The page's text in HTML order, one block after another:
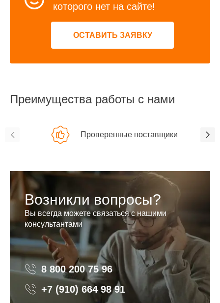
которого нет на сайте!
ОСТАВИТЬ ЗАЯВКУ
Преимущества работы с нами
Проверенные поставщики
Возникли вопросы?
Вы всегда можете связаться с нашими
консультантами
8 800 200 75 96 8 800 200 75 96
+7 (910) 664 98 91